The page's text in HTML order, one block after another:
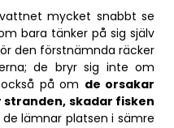
mycket snabbt se
bara tänker på sig själv
den förstnämnda räcker
de bryr sig inte om
på om de orsakar
skadar fisken
lämnar platsen i sämre